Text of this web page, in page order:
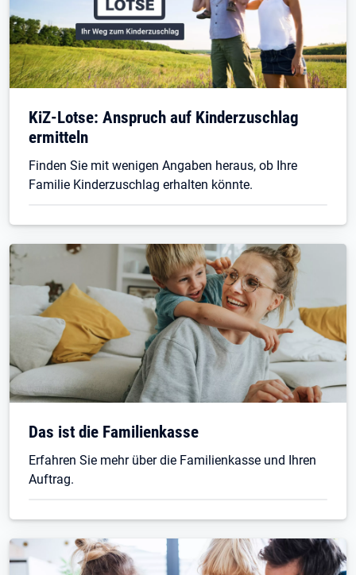
KiZ-Lotse: Anspruch auf Kinderzuschlag
ermitteln
Finden Sie mit wenigen Angaben heraus, ob Ihre
Familie Kinderzuschlag erhalten könnte.
Das ist die Familienkasse
Erfahren Sie mehr über die Familienkasse und Ihren
Auftrag.